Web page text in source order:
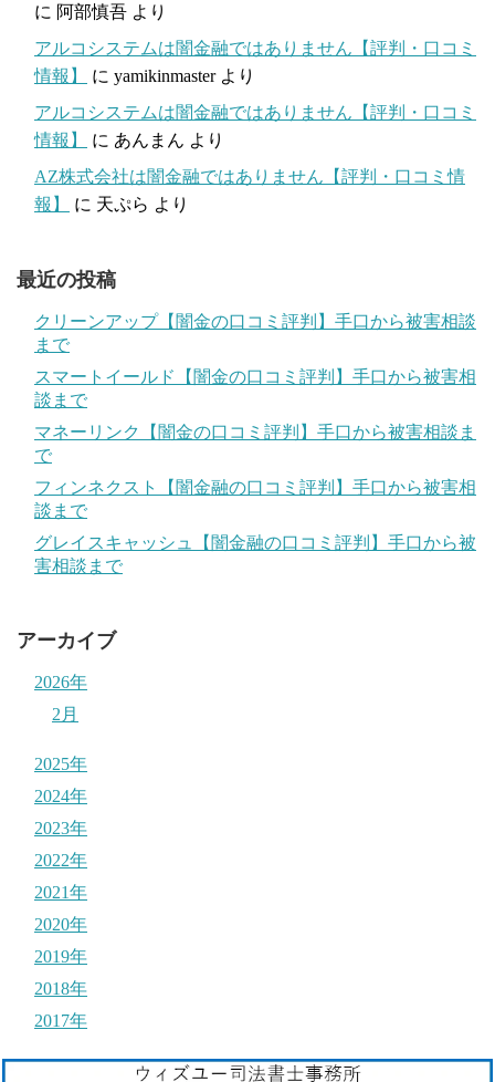
に 阿部慎吾 より
アルコシステムは闇金融ではありません【評判・口コミ
情報】
に yamikinmasterより
アルコシステムは闇金融ではありません【評判・口コミ
情報】
に あんまん より
AZ株式会社は闇金融ではありません【評判・口コミ情
報】
に 天ぷら より
最近の投稿
クリーンアップ【闇金の口コミ評判】手口から被害相談
まで
スマートイールド【闇金の口コミ評判】手口から被害相
談まで
マネーリンク【闇金の口コミ評判】手口から被害相談ま
で
フィンネクスト【闇金融の口コミ評判】手口から被害相
談まで
グレイスキャッシュ【闇金融の口コミ評判】手口から被
害相談まで
アーカイブ
2026年
2月
2025年
2024年
2023年
2022年
2021年
2020年
2019年
2018年
2017年